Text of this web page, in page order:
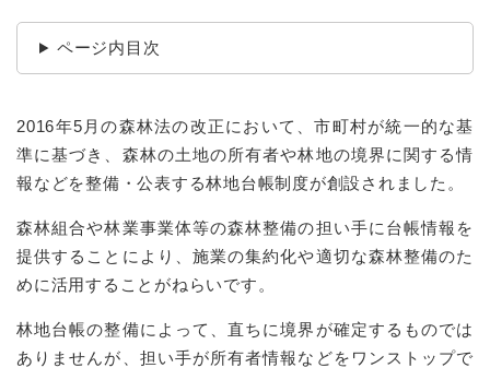
ページ内目次
2016年5月の森林法の改正において、市町村が統一的な基
準に基づき、森林の土地の所有者や林地の境界に関する情
報などを整備・公表する林地台帳制度が創設されました。
森林組合や林業事業体等の森林整備の担い手に台帳情報を
提供することにより、施業の集約化や適切な森林整備のた
めに活用することがねらいです。
林地台帳の整備によって、直ちに境界が確定するものでは
ありませんが、担い手が所有者情報などをワンストップで